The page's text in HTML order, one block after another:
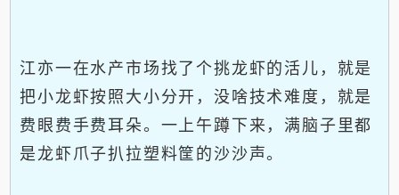
江亦一在水产市场找了个挑龙虾的活儿，就是
把小龙虾按照大小分开，没啥技术难度，就是
费眼费手费耳朵。一上午蹲下来，满脑子里都
是龙虾爪子扒拉塑料筐的沙沙声。